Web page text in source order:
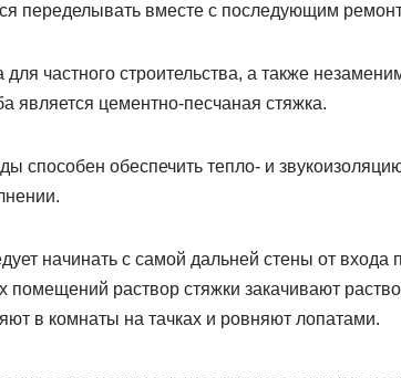
переделывать вместе с последующим
частного строительства, а также
является цементно-песчаная стяжка.
способен обеспечить тепло- и
начинать с самой дальней стены от
помещений раствор стяжки закачивают
в комнаты на тачках и ровняют лопатами.